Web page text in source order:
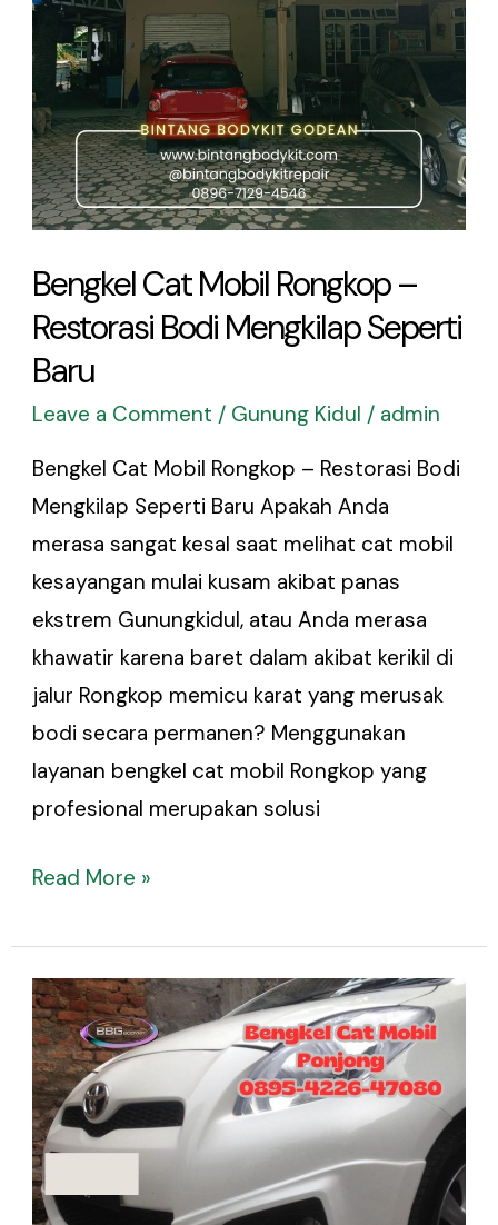
Bengkel Cat Mobil Rongkop –
Restorasi Bodi Mengkilap Seperti
Baru
Leave a Comment / Gunung Kidul / admin
Bengkel Cat Mobil Rongkop – Restorasi Bodi
Mengkilap Seperti Baru Apakah Anda
merasa sangat kesal saat melihat cat mobil
kesayangan mulai kusam akibat panas
ekstrem Gunungkidul, atau Anda merasa
khawatir karena baret dalam akibat kerikil di
jalur Rongkop memicu karat yang merusak
bodi secara permanen? Menggunakan
layanan bengkel cat mobil Rongkop yang
profesional merupakan solusi
Bodi
Mengkilap
Seperti
Baru
Read More »
Bengkel
Cat
Mobil
Ponjong
–
Restorasi